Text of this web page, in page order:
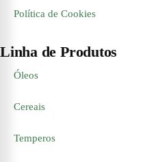
Política de Cookies
Linha de Produtos
Óleos
Cereais
Temperos